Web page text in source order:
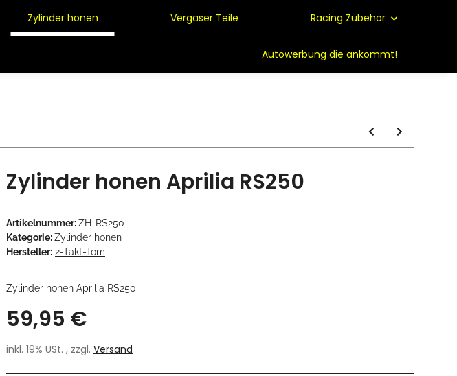
Zylinder honen Vergaser Teile Racing Zubehör
Autowerbung die ankommt!
Zylinder honen Aprilia RS250
Artikelnummer:ZH-RS250
Kategorie:Zylinder honen
Hersteller: 2-Takt-Tom
Zylinder honen Aprilia RS250
59,95 €
inkl. 19% USt. , zzgl. Versand